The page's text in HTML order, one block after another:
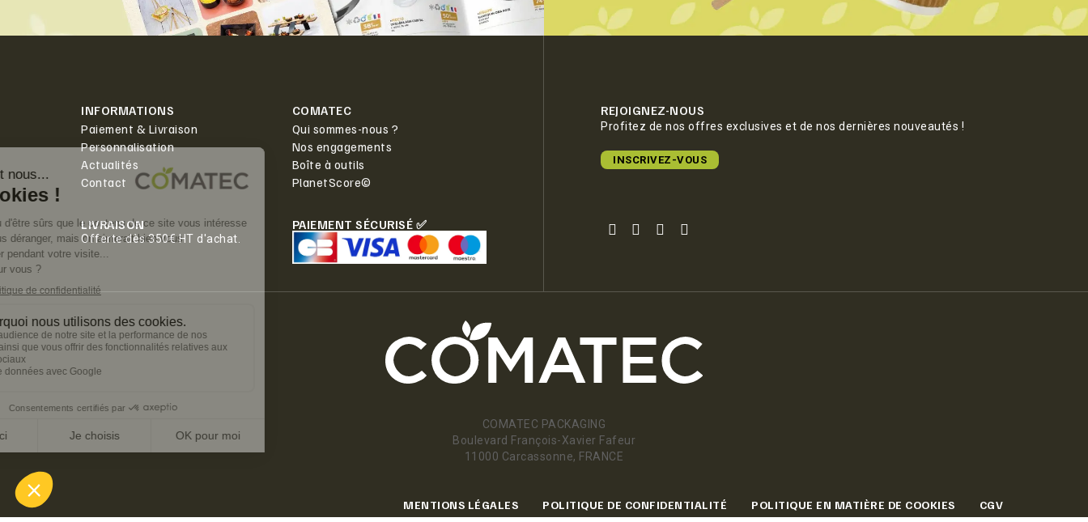
INFORMATIONS
Paiement & Livraison
Personnalisation
Actualités
Contact
COMATEC
Qui sommes-nous ?
Nos engagements
Boîte à outils
PlanetScore©
LIVRAISON
Offerte dès 350€ HT d'achat.
PAIEMENT SÉCURISÉ ✅
REJOIGNEZ-NOUS
Profitez de nos offres exclusives et de nos dernières nouveautés !
INSCRIVEZ-VOUS
COMATEC PACKAGING
Boulevard François-Xavier Fafeur
11000 Carcassonne, FRANCE
MENTIONS LÉGALES POLITIQUE DE CONFIDENTIALITÉ POLITIQUE EN MATIÈRE DE COOKIES CGV